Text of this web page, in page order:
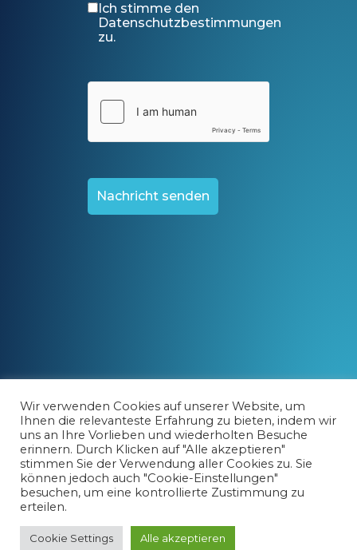
Ich stimme den
Datenschutzbestimmungen
zu.
Nachricht senden
Wir verwenden Cookies auf unserer Website, um
Ihnen die relevanteste Erfahrung zu bieten, indem wir
uns an Ihre Vorlieben und wiederholten Besuche
erinnern. Durch Klicken auf "Alle akzeptieren"
stimmen Sie der Verwendung aller Cookies zu. Sie
können jedoch auch "Cookie-Einstellungen"
besuchen, um eine kontrollierte Zustimmung zu
erteilen.
Cookie Settings Alle akzeptieren